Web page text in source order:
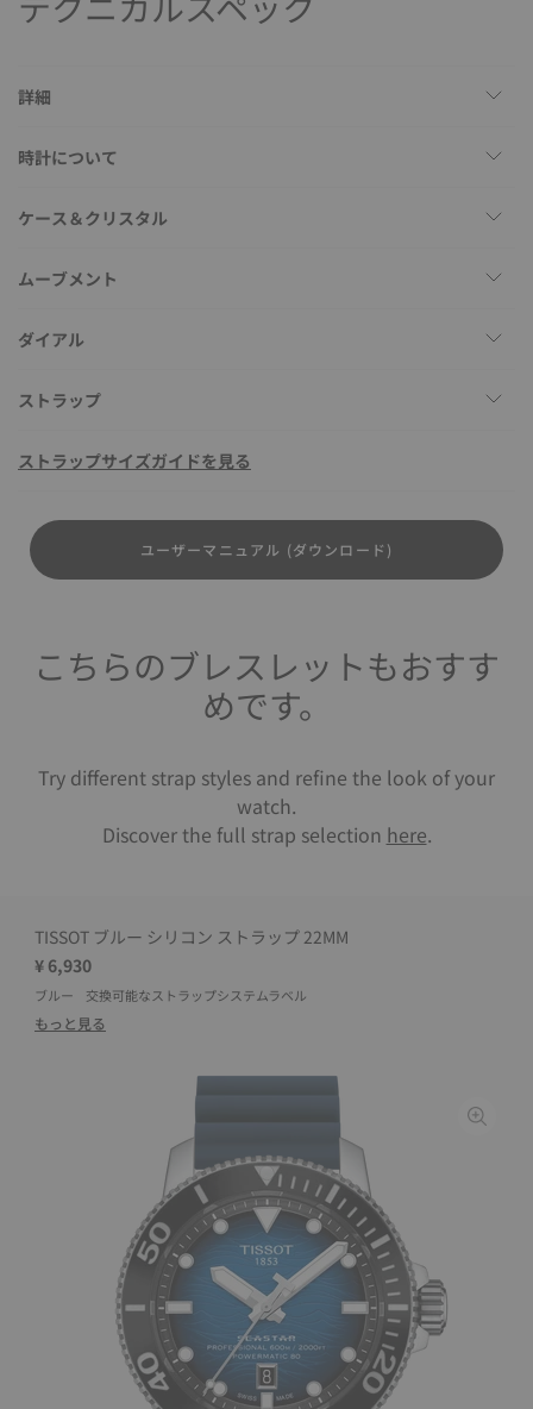
詳細
時計について
ケース＆クリスタル
ムーブメント
ダイアル
ストラップ
ストラップサイズガイドを見る
ユーザーマニュアル (ダウンロード)
こちらのブレスレットもおすす
めです。
Try different strap styles and refine the look of your
watch.
Discover the full strap selection here.
TISSOT ブルー シリコン ストラップ 22MM
¥ 6,930
ブルー 交換可能なストラップシステムラベル
もっと見る